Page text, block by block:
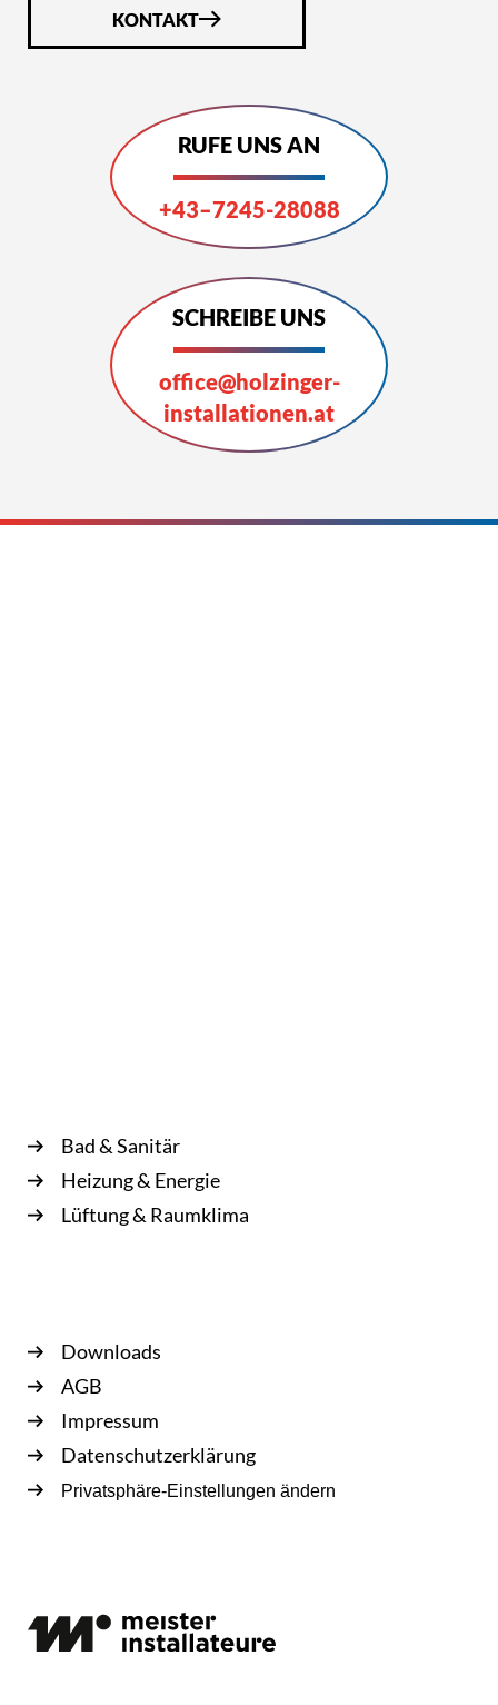
KONTAKT
RUFE UNS AN
+43–7245-28088
SCHREIBE UNS
office@holzinger-
installationen.at
Bad & Sanitär
Heizung & Energie
Lüftung & Raumklima
Downloads
AGB
Impressum
Daten­schutz­er­klä­rung
Privatsphäre-Einstellungen ändern